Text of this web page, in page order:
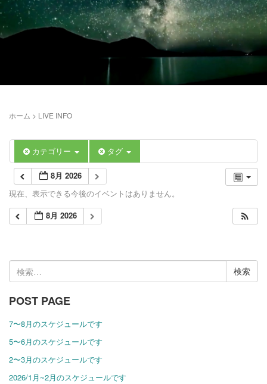
ホーム > LIVE INFO
カテゴリー タグ
8月 2026
現在、表示できる今後のイベントはありません。
8月 2026
検
索:
POST PAGE
7〜8月のスケジュールです
5〜6月のスケジュールです
2〜3月のスケジュールです
2026/1月~2月のスケジュールです